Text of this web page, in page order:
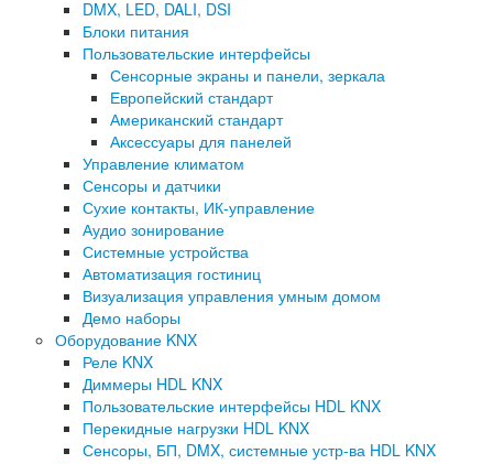
DMX, LED, DALI, DSI
Блоки питания
Пользовательские интерфейсы
Сенсорные экраны и панели, зеркала
Европейский стандарт
Американский стандарт
Аксессуары для панелей
Управление климатом
Сенсоры и датчики
Сухие контакты, ИК-управление
Аудио зонирование
Системные устройства
Автоматизация гостиниц
Визуализация управления умным домом
Демо наборы
Оборудование KNX
Реле KNX
Диммеры HDL KNX
Пользовательские интерфейсы HDL KNX
Перекидные нагрузки HDL KNX
Сенсоры, БП, DMX, системные устр-ва HDL KNX